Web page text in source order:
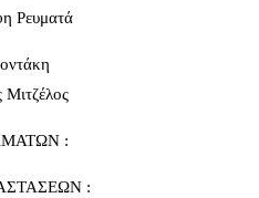
Ρευματά
Μιτζέλος
:
: